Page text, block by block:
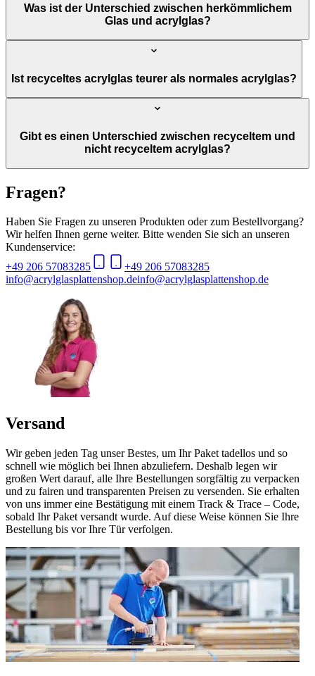
Was ist der Unterschied zwischen herkömmlichem
Glas und acrylglas?
Ist recyceltes acrylglas teurer als normales acrylglas?
Gibt es einen Unterschied zwischen recyceltem und
nicht recyceltem acrylglas?
Fragen?
Haben Sie Fragen zu unseren Produkten oder zum Bestellvorgang?
Wir helfen Ihnen gerne weiter. Bitte wenden Sie sich an unseren
Kundenservice:
+49 206 57083285
+49 206 57083285
info@acrylglasplattenshop.deinfo@acrylglasplattenshop.de
Versand
Wir geben jeden Tag unser Bestes, um Ihr Paket tadellos und so
schnell wie möglich bei Ihnen abzuliefern. Deshalb legen wir
großen Wert darauf, alle Ihre Bestellungen sorgfältig zu verpacken
und zu fairen und transparenten Preisen zu versenden. Sie erhalten
von uns immer eine Bestätigung mit einem Track & Trace – Code,
sobald Ihr Paket versandt wurde. Auf diese Weise können Sie Ihre
Bestellung bis vor Ihre Tür verfolgen.